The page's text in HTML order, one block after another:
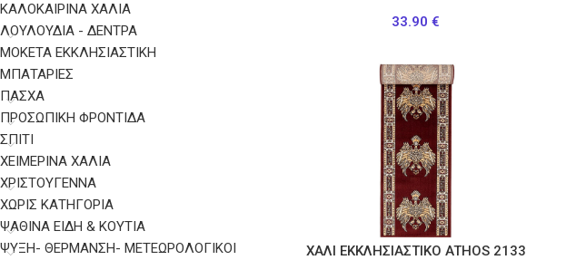
ΚΑΛΟΚΑΙΡΙΝΑ ΧΑΛΙΑ
ΛΟΥΛΟΥΔΙΑ - ΔΕΝΤΡΑ
ΜΟΚΕΤΑ ΕΚΚΛΗΣΙΑΣΤΙΚΗ
ΜΠΑΤΑΡΊΕΣ
ΠΑΣΧΑ
ΠΡΟΣΩΠΙΚΉ ΦΡΟΝΤΊΔΑ
ΣΠΙΤΙ
ΧΕΙΜΕΡΙΝΑ ΧΑΛΙΑ
ΧΡΙΣΤΟΥΓΕΝΝΑ
ΧΩΡΊΣ ΚΑΤΗΓΟΡΊΑ
ΨΑΘΙΝΑ ΕΙΔΗ & ΚΟΥΤΙΑ
ΨΎΞΗ- ΘΈΡΜΑΝΣΗ- ΜΕΤΕΩΡΟΛΟΓΙΚΟΊ
33.90€
ΧΑΛΙ ΕΚΚΛΗΣΙΑΣΤΙΚΟ ATHOS 2133